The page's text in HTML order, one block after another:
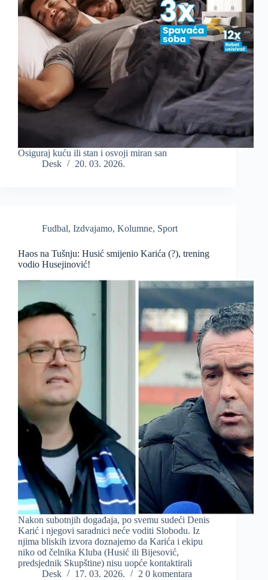
Osiguraj kuću ili stan i osvoji miran san
Desk
20. 03. 2026.
Fudbal, Izdvajamo, Kolumne, Sport
Haos na Tušnju: Husić smijenio Karića (?), trening
vodio Husejinović!
Nakon subotnjih događaja, po svemu sudeći Denis
Karić i njegovi saradnici neće voditi Slobodu. Iz
njima bliskih izvora doznajemo da Karića i ekipu
niko od čelnika Kluba (Husić ili Bijesović,
predsjednik Skupštine) nisu uopće kontaktirali
Desk
17. 03. 2026. 2 0 komentara